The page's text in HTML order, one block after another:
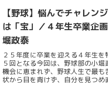
【野球】悩んでチャレ
は「宝」／４年生卒業企
堀政泰
２５年度に卒業を迎える４年生
５回となる今回は、野球部の小
機会に恵まれず、野球人生で最
状から目を背けず、自分を見つめ